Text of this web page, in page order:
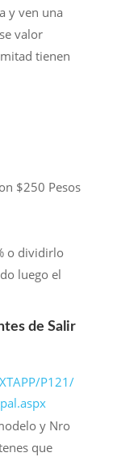
y ven una
valor
tienen
$250 Pesos
o dividirlo
luego el
de Salir
P121/
y Nro
que